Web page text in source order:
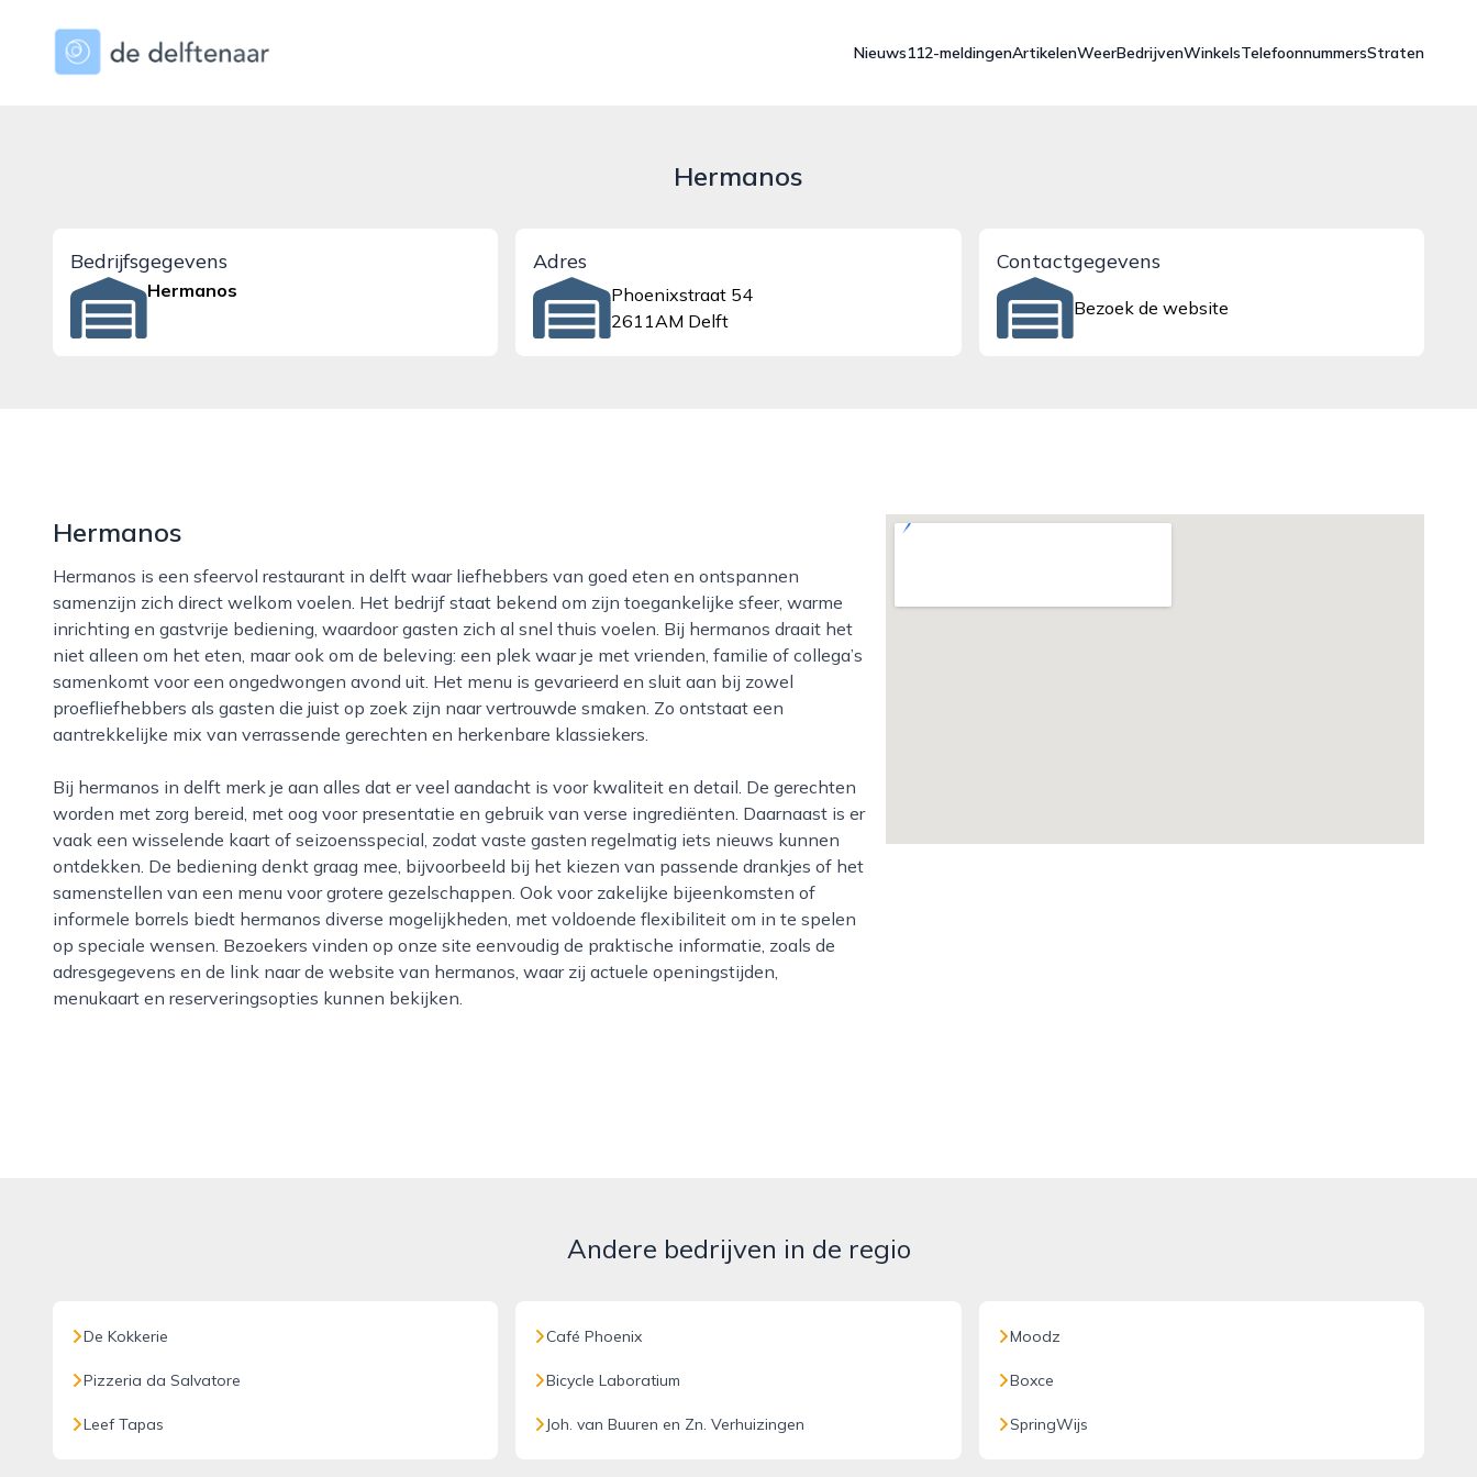
dedelftenaar.nl
Nieuws112-meldingenArtikelenWeerBedrijvenWinkelsTelefoonnummersStraten
Hermanos
Bedrijfsgegevens
Hermanos
Adres
Phoenixstraat 54
2611AM Delft
Contactgegevens
Bezoek de website
Hermanos
Hermanos is een sfeervol restaurant in delft waar liefhebbers van goed eten en ontspannen
samenzijn zich direct welkom voelen. Het bedrijf staat bekend om zijn toegankelijke sfeer, warme
inrichting en gastvrije bediening, waardoor gasten zich al snel thuis voelen. Bij hermanos draait het
niet alleen om het eten, maar ook om de beleving: een plek waar je met vrienden, familie of collega’s
samenkomt voor een ongedwongen avond uit. Het menu is gevarieerd en sluit aan bij zowel
proefliefhebbers als gasten die juist op zoek zijn naar vertrouwde smaken. Zo ontstaat een
aantrekkelijke mix van verrassende gerechten en herkenbare klassiekers.
Bij hermanos in delft merk je aan alles dat er veel aandacht is voor kwaliteit en detail. De gerechten
worden met zorg bereid, met oog voor presentatie en gebruik van verse ingrediënten. Daarnaast is er
vaak een wisselende kaart of seizoensspecial, zodat vaste gasten regelmatig iets nieuws kunnen
ontdekken. De bediening denkt graag mee, bijvoorbeeld bij het kiezen van passende drankjes of het
samenstellen van een menu voor grotere gezelschappen. Ook voor zakelijke bijeenkomsten of
informele borrels biedt hermanos diverse mogelijkheden, met voldoende flexibiliteit om in te spelen
op speciale wensen. Bezoekers vinden op onze site eenvoudig de praktische informatie, zoals de
adresgegevens en de link naar de website van hermanos, waar zij actuele openingstijden,
menukaart en reserveringsopties kunnen bekijken.
Andere bedrijven in de regio
De Kokkerie
Pizzeria da Salvatore
Leef Tapas
Café Phoenix
Bicycle Laboratium
Joh. van Buuren en Zn. Verhuizingen
Moodz
Boxce
SpringWijs